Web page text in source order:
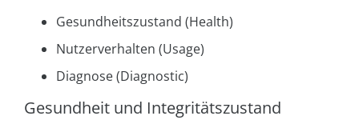
Gesundheitszustand (Health)
Nutzerverhalten (Usage)
Diagnose (Diagnostic)
Gesundheit und Integritätszustand